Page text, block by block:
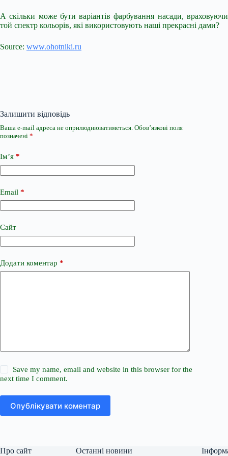
А скільки може бути варіантів фарбування насади, враховуючи
той спектр кольорів, які використовують наші прекрасні дами?
Source: www.ohotniki.ru
Залишити відповідь
Ваша e-mail адреса не оприлюднюватиметься. Обов’язкові поля
позначені *
Ім’я *
Email *
Сайт
Додати коментар *
Save my name, email and website in this browser for the
next time I comment.
Опублікувати коментар
Про сайт Останні новини